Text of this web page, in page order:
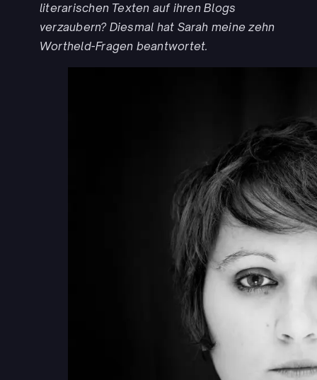
literarischen Texten auf ihren Blogs
verzaubern? Diesmal hat Sarah meine zehn
Wortheld-Fragen beantwortet.